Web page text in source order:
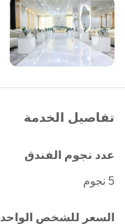
تفاصيل الخدمة
عدد نجوم الفندق
5 نجوم
السعر للشخص الواحد